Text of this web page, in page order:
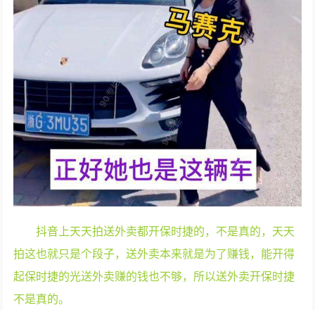
抖音上天天拍送外卖都开保时捷的，不是真的，天天
拍这也就只是个段子，送外卖本来就是为了赚钱，能开得
起保时捷的光送外卖赚的钱也不够，所以送外卖开保时捷
不是真的。